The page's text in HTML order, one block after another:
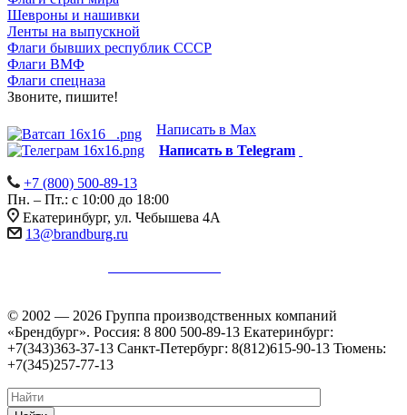
Шевроны и нашивки
Ленты на выпускной
Флаги бывших республик СССР
Флаги ВМФ
Флаги спецназа
Звоните, пишите!
Написать в Max
Написать в Telegram
+7 (800) 500-89-13
Пн. – Пт.: с 10:00 до 18:00
Екатеринбург, ул. Чебышева 4А
13@brandburg.ru
© 2002 — 2026 Группа производственных компаний
«Брендбург». Россия: 8 800 500-89-13 Екатеринбург:
+7(343)363-37-13 Санкт-Петербург: 8(812)615-90-13 Тюмень:
+7(345)257-77-13